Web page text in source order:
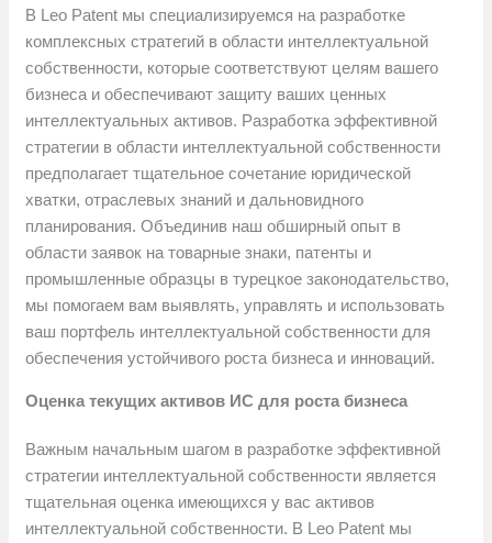
В Leo Patent мы специализируемся на разработке
комплексных стратегий в области интеллектуальной
собственности, которые соответствуют целям вашего
бизнеса и обеспечивают защиту ваших ценных
интеллектуальных активов. Разработка эффективной
стратегии в области интеллектуальной собственности
предполагает тщательное сочетание юридической
хватки, отраслевых знаний и дальновидного
планирования. Объединив наш обширный опыт в
области заявок на товарные знаки, патенты и
промышленные образцы в турецкое законодательство,
мы помогаем вам выявлять, управлять и использовать
ваш портфель интеллектуальной собственности для
обеспечения устойчивого роста бизнеса и инноваций.
Оценка текущих активов ИС для роста бизнеса
Важным начальным шагом в разработке эффективной
стратегии интеллектуальной собственности является
тщательная оценка имеющихся у вас активов
интеллектуальной собственности. В Leo Patent мы